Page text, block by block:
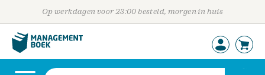
Op werkdagen voor 23:00 besteld, morgen in huis